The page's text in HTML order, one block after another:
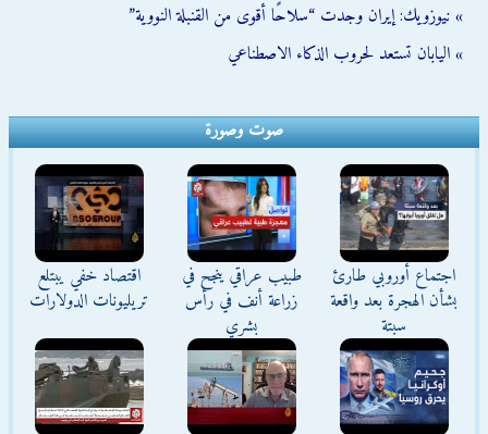
» نيوزويك: إيران وجدت “سلاحًا أقوى من القنبلة النووية”
» اليابان تستعد لحروب الذكاء الاصطناعي
صوت وصورة
اجتماع أوروبي طارئ
بشأن الهجرة بعد واقعة
سبتة
طبيب عراقي ينجح في
زراعة أنف في رأس
بشري
اقتصاد خفي يبتلع
تريليونات الدولارات